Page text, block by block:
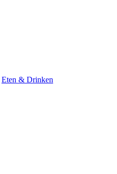
Eten & Drinken